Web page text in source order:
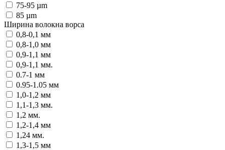
75-95 µm
85 µm
Ширина волокна ворса
0,8-0,1 мм
0,8-1,0 мм
0,9-1,1 мм
0,9-1,1 мм.
0.7-1 мм
0.95-1.05 мм
1,0-1,2 мм
1,1-1,3 мм.
1,2 мм.
1,2-1,4 мм
1,24 мм.
1,3-1,5 мм